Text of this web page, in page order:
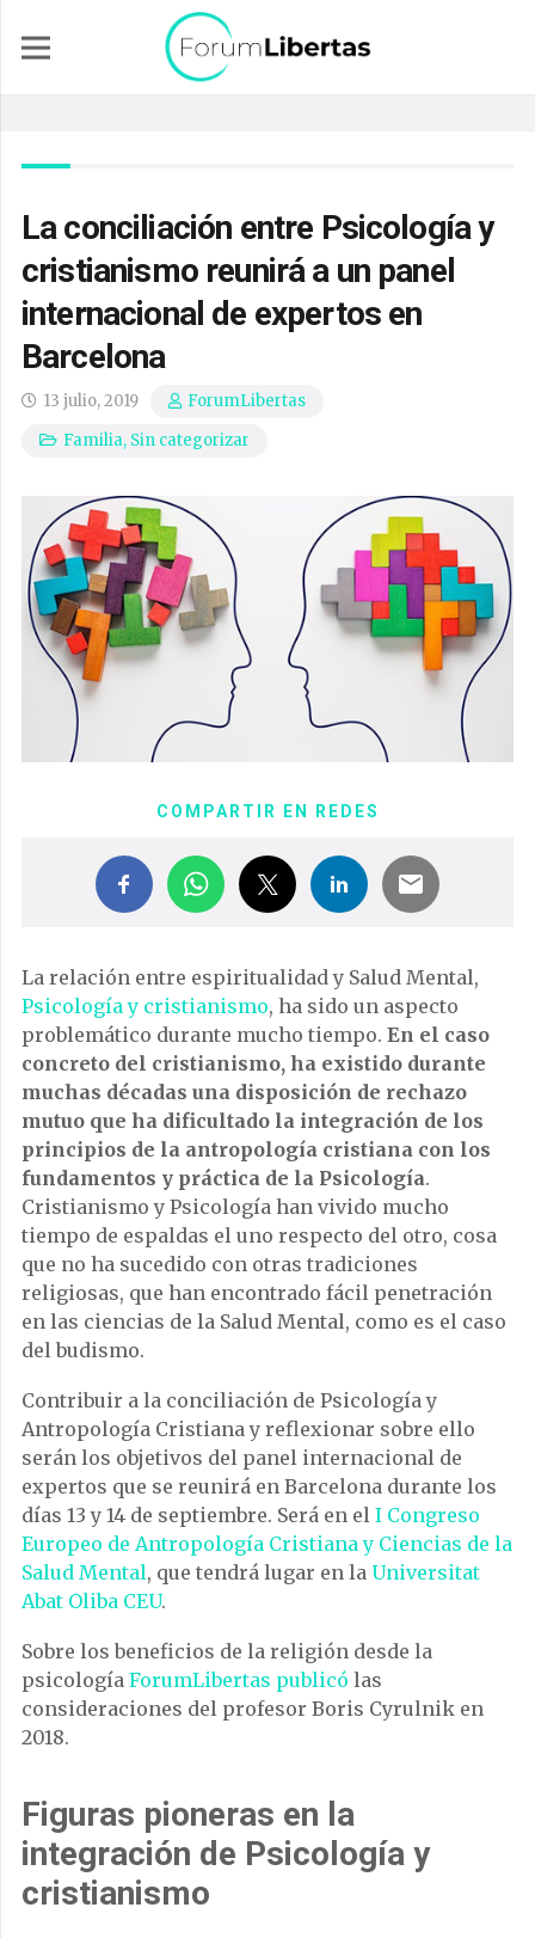
La conciliación entre Psicología y
cristianismo reunirá a un panel
internacional de expertos en
Barcelona
13 julio, 2019
ForumLibertas
Familia, Sin categorizar
COMPARTIR EN REDES
La relación entre espiritualidad y Salud Mental,
Psicología y cristianismo, ha sido un aspecto
problemático durante mucho tiempo. En el caso
concreto del cristianismo, ha existido durante
muchas décadas una disposición de rechazo
mutuo que ha dificultado la integración de los
principios de la antropología cristiana con los
fundamentos y práctica de la Psicología.
Cristianismo y Psicología han vivido mucho
tiempo de espaldas el uno respecto del otro, cosa
que no ha sucedido con otras tradiciones
religiosas, que han encontrado fácil penetración
en las ciencias de la Salud Mental, como es el caso
del budismo.
Contribuir a la conciliación de Psicología y
Antropología Cristiana y reflexionar sobre ello
serán los objetivos del panel internacional de
expertos que se reunirá en Barcelona durante los
días 13 y 14 de septiembre. Será en el I Congreso
Europeo de Antropología Cristiana y Ciencias de la
Salud Mental, que tendrá lugar en la Universitat
Abat Oliba CEU.
Sobre los beneficios de la religión desde la
psicología ForumLibertas publicó las
consideraciones del profesor Boris Cyrulnik en
2018.
Figuras pioneras en la
integración de Psicología y
cristianismo